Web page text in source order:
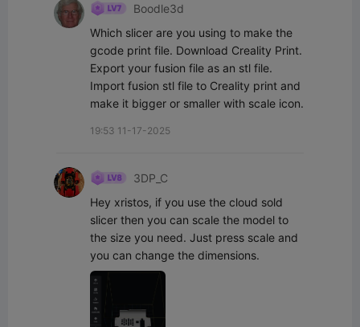
Boodle3d
Which slicer are you using to make the
gcode print file. Download Creality Print.
Export your fusion file as an stl file.
Import fusion stl file to Creality print and
make it bigger or smaller with scale icon.
19:53 11-17-2025
3DP_C
Hey xristos, if you use the cloud sold
slicer then you can scale the model to
the size you need. Just press scale and
you can change the dimensions.